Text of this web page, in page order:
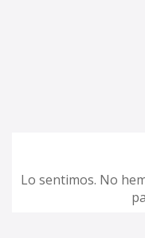
Lo sentimos. No